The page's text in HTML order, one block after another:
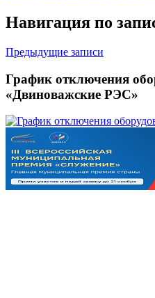
Навигация по
Предыдущие записи
График отключения
«Двиноважские РЭС»